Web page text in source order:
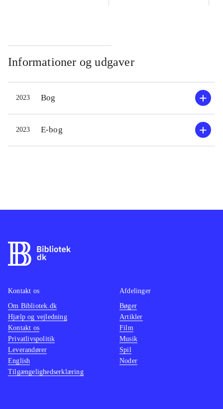
Informationer og udgaver
2023 Bog
2023 E-bog
Kontakt os
Om Bibliotek.dk
Hjælp og vejledning
Kontakt os
Privatlivspolitik
Leverandører
English
Tilgængelighedserklæring
Afdelinger
Bøger
Artikler
Film
Musik
Spil
Noder